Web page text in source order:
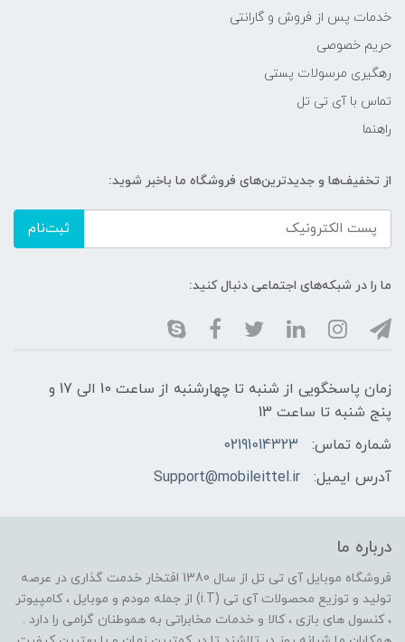
خدمات پس از فروش و گارانتی
حریم خصوصی
رهگیری مرسولات پستی
تماس با آی تی تل
راهنما
از تخفیف‌ها و جدیدترین‌های فروشگاه ما باخبر شوید:
ثبت‌نام
ما را در شبکه‌های اجتماعی دنبال کنید:
زمان پاسخگویی از شنبه تا چهارشنبه از ساعت 10 الی 17 و
پنج شنبه تا ساعت 13
شماره تماس:
02191014323
آدرس ایمیل:
Support@mobileittel.ir
درباره ما
فروشگاه موبایل آی تی تل از سال 1380 افتخار خدمت گذاری در عرصه
تولید و توزیع محصولات آی تی (i.T) از جمله مودم و موبایل ، کامپیوتر
، کنسول های بازی ، کالا و خدمات مخابراتی به هموطنان گرامی را دارد .